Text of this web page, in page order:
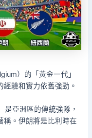
）的「黃金一代」
驗和實力依舊強勁。
是亞洲區的傳統強隊，
稱。伊朗將是比利時在